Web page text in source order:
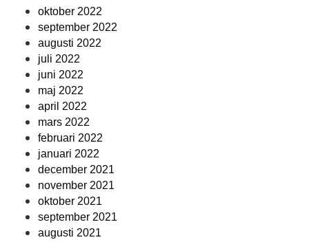
oktober 2022
september 2022
augusti 2022
juli 2022
juni 2022
maj 2022
april 2022
mars 2022
februari 2022
januari 2022
december 2021
november 2021
oktober 2021
september 2021
augusti 2021